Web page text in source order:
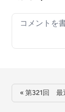
Your
« 第321回 最